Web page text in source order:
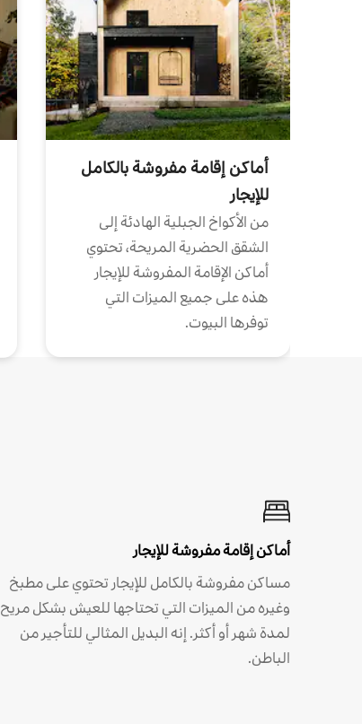
أماكن إقامة مفروشة بالكامل
للإيجار
من الأكواخ الجبلية الهادئة إلى
الشقق الحضرية المريحة، تحتوي
أماكن الإقامة المفروشة للإيجار
هذه على جميع الميزات التي
توفرها البيوت.
أماكن إقامة مفروشة للإيجار
مساكن مفروشة بالكامل للإيجار تحتوي على مطبخ
وغيره من الميزات التي تحتاجها للعيش بشكل مريح
لمدة شهر أو أكثر. إنه البديل المثالي للتأجير من
الباطن.